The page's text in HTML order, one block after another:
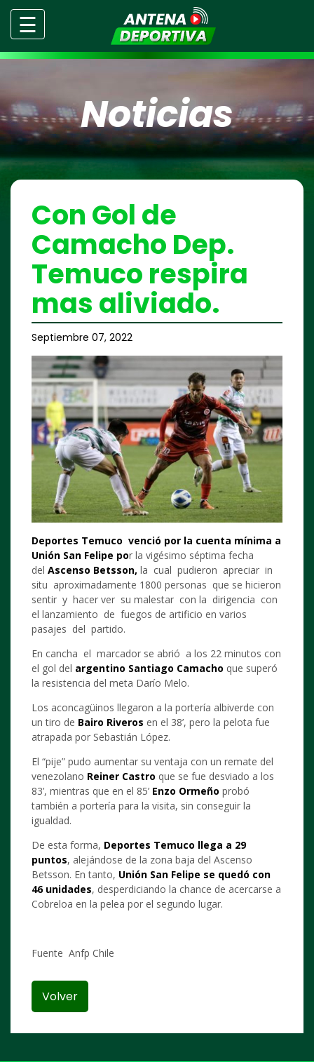
☰
Noticias
Con Gol de
Camacho Dep.
Temuco respira
mas aliviado.
Septiembre 07, 2022
Deportes Temuco venció por la cuenta mínima a
Unión San Felipe por la vigésimo séptima fecha
del Ascenso Betsson, la cual pudieron apreciar in
situ aproximadamente 1800 personas que se hicieron
sentir y hacer ver su malestar con la dirigencia con
el lanzamiento de fuegos de artificio en varios
pasajes del partido.
En cancha el marcador se abrió a los 22 minutos con
el gol del argentino Santiago Camacho que superó
la resistencia del meta Darío Melo.
Los aconcagüinos llegaron a la portería albiverde con
un tiro de Bairo Riveros en el 38’, pero la pelota fue
atrapada por Sebastián López.
El “pije” pudo aumentar su ventaja con un remate del
venezolano Reiner Castro que se fue desviado a los
83’, mientras que en el 85’ Enzo Ormeño probó
también a portería para la visita, sin conseguir la
igualdad.
De esta forma, Deportes Temuco llega a 29
puntos, alejándose de la zona baja del Ascenso
Betsson. En tanto, Unión San Felipe se quedó con
46 unidades, desperdiciando la chance de acercarse a
Cobreloa en la pelea por el segundo lugar.
Fuente Anfp Chile
Volver